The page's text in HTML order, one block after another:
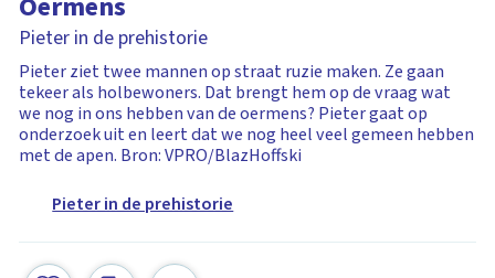
Pieter in de prehistorie
Pieter ziet twee mannen op straat ruzie maken. Ze gaan
tekeer als holbewoners. Dat brengt hem op de vraag wat
we nog in ons hebben van de oermens? Pieter gaat op
onderzoek uit en leert dat we nog heel veel gemeen hebben
met de apen. Bron: VPRO/BlazHoffski
Pieter in de prehistorie